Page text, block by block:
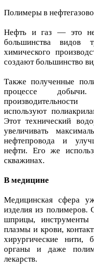
Полимеры в
Нефть и газ — это не
большинства видов
химического
создают большинство
Также полученные
процессе
используют
Этот технический
увеличивать
нефтепровода и
нефти. Его же
скважинах.
В медицине
Медицинская сфера
изделия из
шприцы, инструменты
плазмы и крови,
хирургические нити,
органы и даже
лекарств.